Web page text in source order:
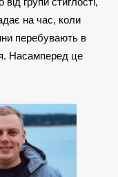
на час, коли
перебувають в
Насамперед це